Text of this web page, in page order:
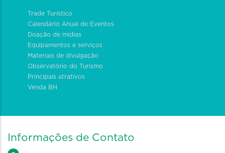
Trade Turístico
Calendário Anual de Eventos
Doação de mídias
Equipamentos e serviços
Materiais de divulgação
Observatório do Turismo
Principais atrativos
Venda BH
Informações de Contato